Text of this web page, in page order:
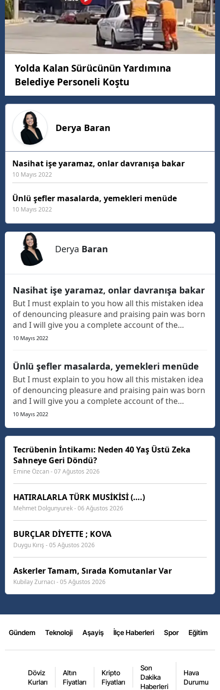
Yolda Kalan Sürücünün Yardımına
Belediye Personeli Koştu
Derya Baran
Nasihat işe yaramaz, onlar davranışa bakar
10 Mayıs 2022
Ünlü şefler masalarda, yemekleri menüde
10 Mayıs 2022
Derya Baran
Nasihat işe yaramaz, onlar davranışa bakar
But I must explain to you how all this mistaken idea
of denouncing pleasure and praising pain was born
and I will give you a complete account of the
system, and expound the actual teachings of the
10 Mayıs 2022
Ünlü şefler masalarda, yemekleri menüde
But I must explain to you how all this mistaken idea
of denouncing pleasure and praising pain was born
and I will give you a complete account of the
system, and expound the actual teachings of the
human happiness. The languages only differ in th...
10 Mayıs 2022
Tecrübenin İntikamı: Neden 40 Yaş Üstü Zeka
Sahneye Geri Döndü?
Emine Özcan - 07 Ağustos 2026
HATIRALARLA TÜRK MUSİKİSİ (….)
Mehmet Dolgunyurek - 06 Ağustos 2026
BURÇLAR DİYETTE ; KOVA
Duygu Kırış - 05 Ağustos 2026
Askerler Tamam, Sırada Komutanlar Var
Kubilay Zurnacı - 05 Ağustos 2026
Gündem Teknoloji Aşayiş İlçe Haberleri Spor Eğitim
Döviz
Kurları
Altın
Fiyatları
Kripto
Fiyatları
Son
Dakika
Haberleri
Hava
Durumu